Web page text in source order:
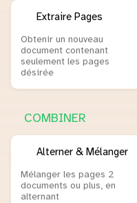
Extraire Pages
Obtenir un nouveau
document contenant
seulement les pages
désirée
COMBINER
Alterner & Mélanger
Mélanger les pages 2
documents ou plus, en
alternant